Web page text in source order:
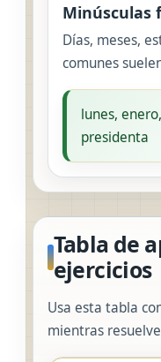
Minúsculas
Días, meses,
comunes
lunes,
presidenta
Tabla de
ejercicios
Usa esta tabla
mientras